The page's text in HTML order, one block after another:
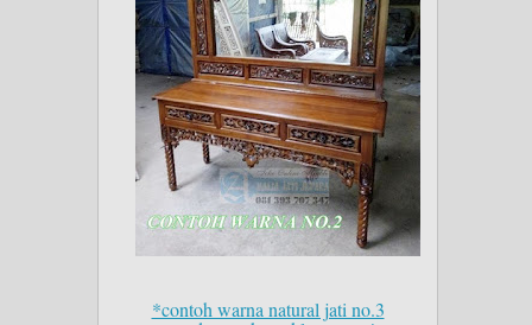
*contoh warna natural jati no.3